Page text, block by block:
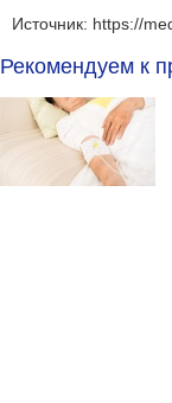
Источник: https://
Рекомендуем к